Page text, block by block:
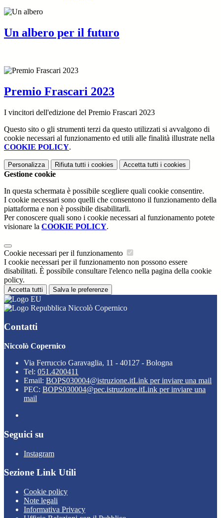
Un albero per il futuro
Premio Frascari 2023
I vincitori dell'edizione del Premio Frascari 2023
Questo sito o gli strumenti terzi da questo utilizzati si avvalgono di
cookie necessari al funzionamento ed utili alle finalità illustrate nella
COOKIE POLICY.
Personalizza Rifiuta tutti i cookies Accetta tutti i cookies
Gestione cookie
In questa schermata è possibile scegliere quali cookie consentire.
I cookie necessari sono quelli che consentono il funzionamento della
piattaforma e non è possibile disabilitarli.
Per conoscere quali sono i cookie necessari al funzionamento potete
visionare la COOKIE POLICY.
Cookie necessari per il funzionamento
I cookie necessari per il funzionamento non possono essere
disabilitati. È possibile consultare l'elenco nella pagina della cookie
policy.
Accetta tutti Salva le preferenze
Niccolò Copernico
Contatti
Niccolò Copernico
Via Ferruccio Garavaglia, 11 - 40127 - Bologna
Tel: 051.4200411
Email: BOPS030004@istruzione.itLink per inviare una mail
PEC: BOPS030004@pec.istruzione.itLink per inviare una
mail
Seguici su
Instagram
Sezione Link Utili
Cookie policy
Note legali
Informativa Privacy